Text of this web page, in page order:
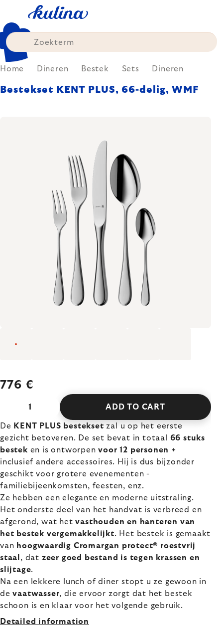
content
Home Dineren Bestek Sets Dineren
Bestekset KENT PLUS, 66-delig, WMF
776 €
ADD TO CART
De KENT PLUS bestekset zal u op het eerste
gezicht betoveren. De set bevat in totaal 66 stuks
bestek en is ontworpen voor 12 personen +
inclusief andere accessoires. Hij is dus bijzonder
geschikt voor grotere evenementen -
familiebijeenkomsten, feesten, enz.
Ze hebben een elegante en moderne uitstraling.
Het onderste deel van het handvat is verbreed en
afgerond, wat hetvasthouden en hanteren van
het bestek vergemakkelijkt. Het bestek is gemaakt
van hoogwaardig Cromargan protect® roestvrij
staal , dat zeer goed bestand is tegen krassen en
slijtage.
Na een lekkere lunch of diner stopt u ze gewoon in
devaatwasser, die ervoor zorgt dat het bestek
schoon is en klaar voor het volgende gebruik.
Detailed information